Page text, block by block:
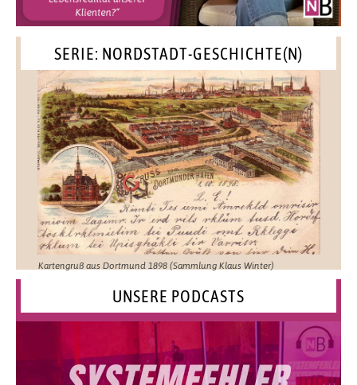
SERIE: NORDSTADT-GESCHICHTE(N)
Kartengruß aus Dortmund 1898 (Sammlung Klaus Winter)
UNSERE PODCASTS